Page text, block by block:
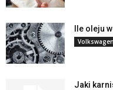
Ile oleju
Volkswagen
Jaki